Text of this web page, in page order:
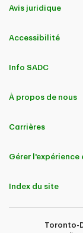
Avis juridique
Accessibilité
Info SADC
À propos de nous
Carrières
Gérer l'expérience
Index du site
Toronto-